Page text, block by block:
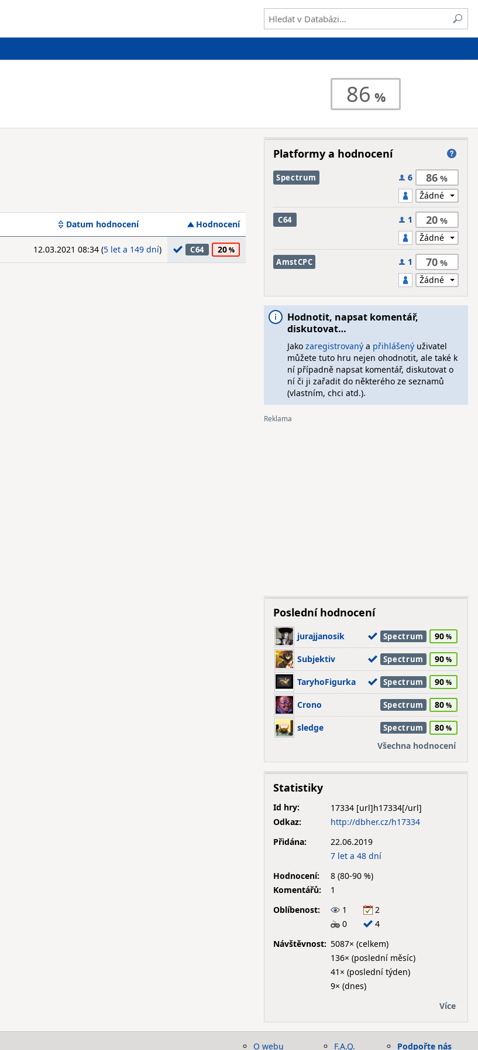
86
Datum hodnocení Hodnocení
12.03.2021 08:34 (5 let a 149 dní) C64 20
Platformy a hodnocení
Spectrum 6 86
C64 1 20
AmstCPC 1 70
Hodnotit, napsat komentář,
diskutovat…
Jako zaregistrovanýa přihlášenýuživatel
můžete tuto hru nejen ohodnotit, ale také k
ní případně napsat komentář, diskutovat o
ní či ji zařadit do některého ze seznamů
(vlastním, chci atd.).
Poslední hodnocení
jurajjanosik Spectrum 90
Subjektiv Spectrum 90
TaryhoFigurka Spectrum 90
Crono Spectrum 80
sledge Spectrum
80
Všechna hodnocení
Statistiky
Id hry:
17334
Odkaz:
http://dbher.cz/h17334
Přidána:
22.06.2019
7 let a 48 dní
Hodnocení:
8 (80-90 %)
Komentářů:
1
Oblíbenost:
1
2
0
4
Návštěvnost: 5087× (celkem)
136× (poslední měsíc)
41× (poslední týden)
9× (dnes)
Více
O webu F.A.Q. Podpořte nás